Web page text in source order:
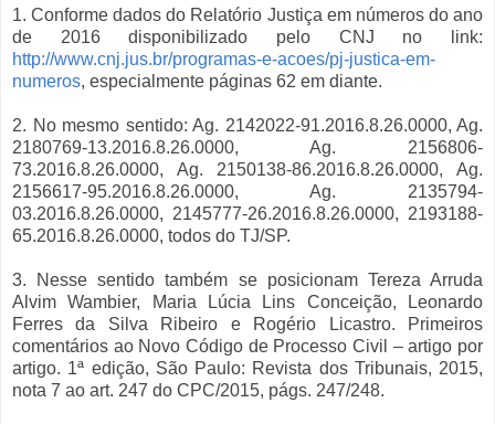
1. Conforme dados do Relatório Justiça em números do ano
de 2016 disponibilizado pelo CNJ no link:
http://www.cnj.jus.br/programas-e-acoes/pj-justica-em-
numeros, especialmente páginas 62 em diante.
2. No mesmo sentido: Ag. 2142022-91.2016.8.26.0000, Ag.
2180769-13.2016.8.26.0000, Ag. 2156806-
73.2016.8.26.0000, Ag. 2150138-86.2016.8.26.0000, Ag.
2156617-95.2016.8.26.0000, Ag. 2135794-
03.2016.8.26.0000, 2145777-26.2016.8.26.0000, 2193188-
65.2016.8.26.0000, todos do TJ/SP.
3. Nesse sentido também se posicionam Tereza Arruda
Alvim Wambier, Maria Lúcia Lins Conceição, Leonardo
Ferres da Silva Ribeiro e Rogério Licastro. Primeiros
comentários ao Novo Código de Processo Civil – artigo por
artigo. 1ª edição, São Paulo: Revista dos Tribunais, 2015,
nota 7 ao art. 247 do CPC/2015, págs. 247/248.